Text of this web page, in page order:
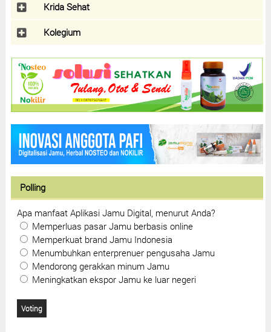
Krida Sehat
Kolegium
Polling
Apa manfaat Aplikasi Jamu Digital, menurut Anda?
Memperluas pasar Jamu berbasis online
Memperkuat brand Jamu Indonesia
Menumbuhkan enterprenuer pengusaha Jamu
Mendorong gerakkan minum Jamu
Meningkatkan ekspor Jamu ke luar negeri